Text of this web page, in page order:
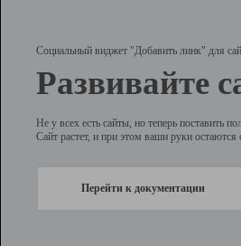
Социальный виджет "Добавить линк" для
Развивайте
Не у всех есть сайты, но теперь поставить
Сайт растет, и при этом ваши руки
Перейти к документации